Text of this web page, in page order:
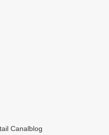
Canalblog